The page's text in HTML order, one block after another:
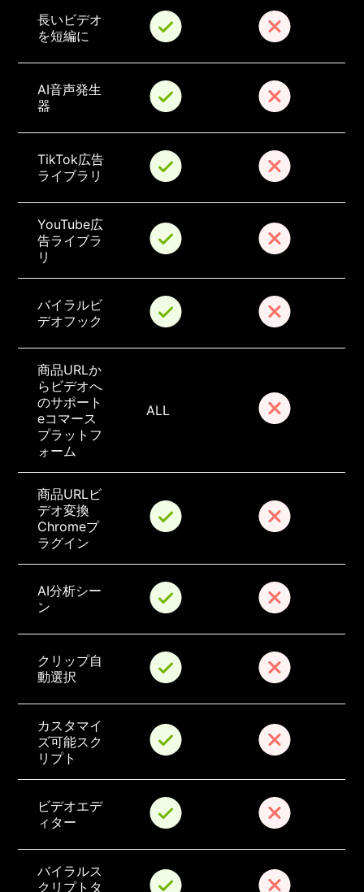
長いビデオ
を短編に
AI音声発生
器
TikTok広告
ライブラリ
YouTube広
告ライブラ
リ
バイラルビ
デオフック
商品URLか
らビデオへ
のサポート
eコマース
プラットフ
ォーム
ALL
商品URLビ
デオ変換
Chromeプ
ラグイン
AI分析シー
ン
クリップ自
動選択
カスタマイ
ズ可能スク
リプト
ビデオエデ
ィター
バイラルス
クリプトタ